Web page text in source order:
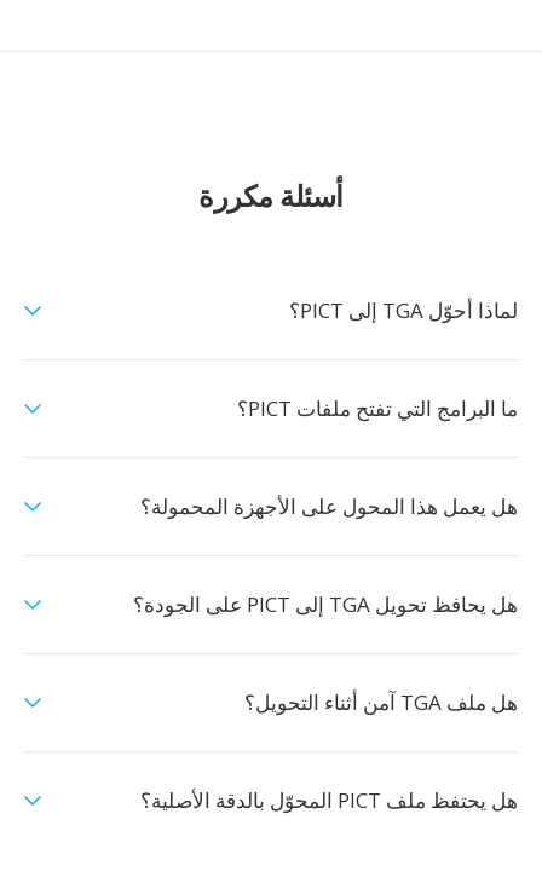
أسئلة مكررة
لماذا أحوّل TGA إلى PICT؟
ما البرامج التي تفتح ملفات PICT؟
هل يعمل هذا المحول على الأجهزة المحمولة؟
هل يحافظ تحويل TGA إلى PICT على الجودة؟
هل ملف TGA آمن أثناء التحويل؟
هل يحتفظ ملف PICT المحوّل بالدقة الأصلية؟